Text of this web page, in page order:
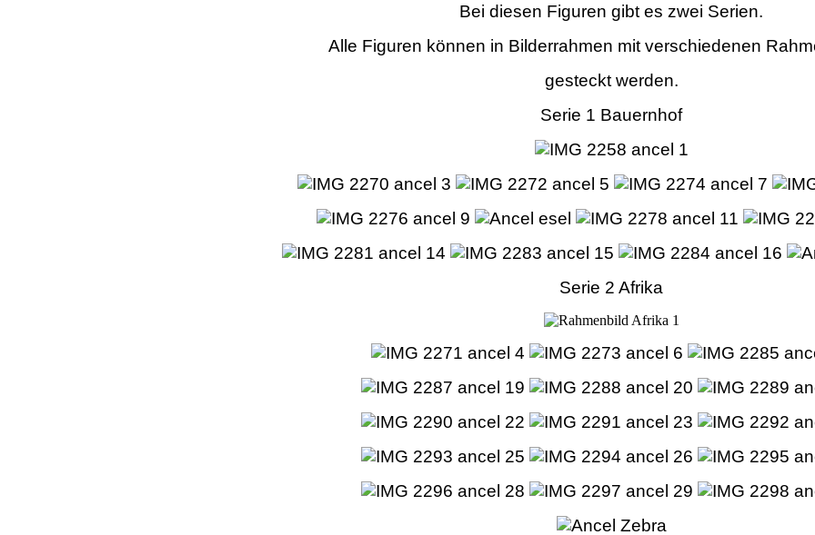
Bei diesen Figuren gibt es zwei Serien.
Alle Figuren können in Bilderrahmen mit verschiedenen
gesteckt werden.
Serie 1 Bauernhof
Serie 2 Afrika